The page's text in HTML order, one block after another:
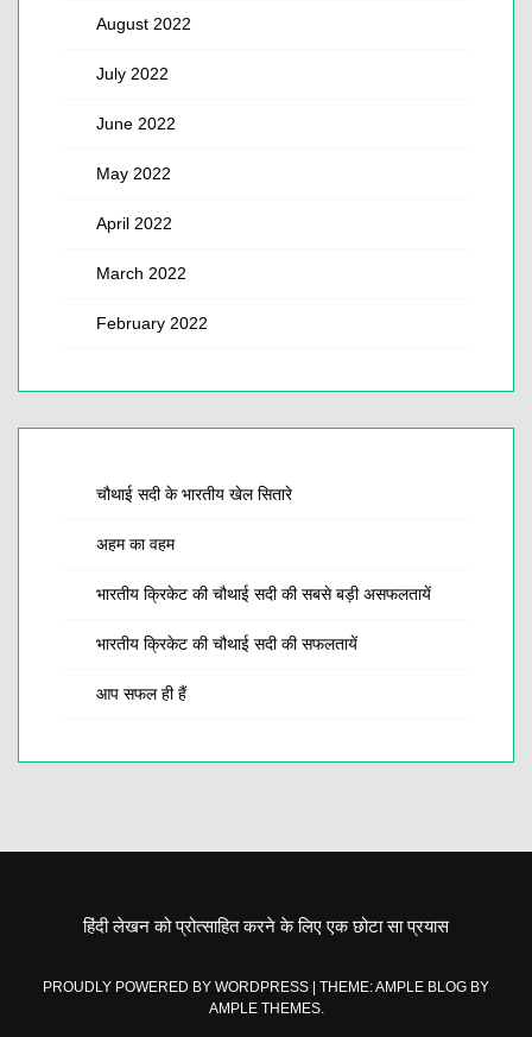
August 2022
July 2022
June 2022
May 2022
April 2022
March 2022
February 2022
चौथाई सदी के भारतीय खेल सितारे
अहम का वहम
भारतीय क्रिकेट की चौथाई सदी की सबसे बड़ी असफलतायें
भारतीय क्रिकेट की चौथाई सदी की सफलतायें
आप सफल ही हैं
हिंदी लेखन को प्रोत्साहित करने के लिए एक छोटा सा प्रयास
PROUDLY POWERED BY WORDPRESS
THEME: AMPLE BLOG BY
AMPLE THEMES.